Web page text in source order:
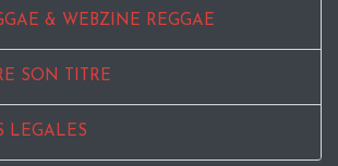
& WEBZINE REGGAE
SON TITRE
LEGALES